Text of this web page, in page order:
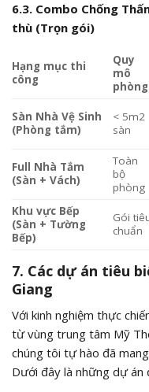
6.3. Combo Chống
thù (Trọn gói)
Hạng mục thi
công
Quy
mô
phòng
Sàn Nhà Vệ Sinh
(Phòng tắm)
< 5m2
sàn
Full Nhà Tắm
(Sàn + Vách)
Toàn
bộ
phòng
Khu vực Bếp
(Sàn + Tường
Bếp)
Gói
chuẩn
7. Các dự án tiêu
Giang
Với kinh nghiệm thực
từ vùng trung tâm Mỹ
chúng tôi tự hào đã
Dưới đây là những dự án